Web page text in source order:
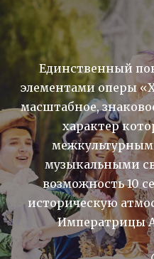
Единственный
элементами оперы
масштабное,
характер
музыкальными
возможность 10
историческую
Императрицы